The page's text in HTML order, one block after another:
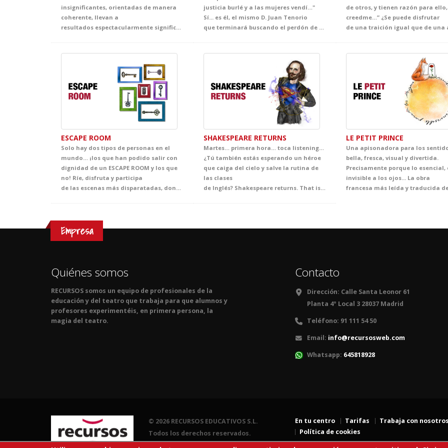
insignificantes, orientadas de manera
coherente, llevan a
resultados espectacularmente significativos. Da el primer paso y planta el debate en el centro de tu clase con este espectáculo oportuno, fresco y directo. Una historia ambientada en nuestros días que, a través de la visión de un grupo de amigos de 11 años que se enfrenta a un reto real, visibiliza con humor y compromiso las gestas cotidianas de los grandes héroes de nuestro planeta. Un canto a la ecología, donde el respeto a nosotros mismos como civilización, empieza por el respeto a nuestro entorno.
justicia burlé y a las mujeres vendí…"
Sí... es él, el mismo D. Juan Tenorio
que terminará buscando el perdón de su alma eterna a los pies de Doña Inés. Un personaje que ha traspasado fronteras hasta convertirse en leyenda. Una adaptación exquisita con una puesta en escena nueva, vibrante, contemporánea y muy visual para acercar a tus alumnos a la genialidad del verso de Zorrilla y vivir el Romanticismo y su símbolo. Imprescindible esta joya de nuestra mejor literatura, que se convertirá en la mejor clase de literatura del curso.
de otros, y tienen razón para ello,
creedme…” ¿Se puede disfrutar
ESCAPE ROOM
Solo hay dos tipos de personas en el
mundo… ¡los que han podido salir con
dignidad de un ESCAPE ROOM y los que
no! Ríe, disfruta y participa
de las escenas más disparatadas, donde el ingenio, la creatividad y el trabajo en equipo serán esenciales para que vosotros y este grupo de amigos algo particular podáis escapar. Y ahora, creo que no necesitas más pistas para tener la clase de Inglés más divertida de la temporada. ¿Te atreves?
SHAKESPEARE RETURNS
Martes… primera hora… toca listening…
¿Tú también estás esperando un héroe
que caiga del cielo y salve la rutina de
las clases
de Inglés? Shakespeare returns. That is the question! Y te está esperando justo donde vivió y creó sus mejores obras: ¡en el teatro! Comedia, tragedia y sobre todo mucha, mucha pasión en esta genial adaptación que hila majestuosamente las mejores escenas de sus obras: El Mercader de Venecia, Macbeth, Hamlet y Romeo y Julieta entre otros. Ahora pregúntate si estás preparado para saber cuánto vale una libra carne, cómo el primer amor puede nacer del primer odio o si se puede llorar y reír a un tiempo.
LE PETIT PRINCE
Una apisonadora para los
bella, fresca, visual y divertida.
Precisamente porque lo esencial,
invisible a los ojos... La obra
Empresa
Quiénes somos
RECURSOS somos un equipo de profesionales de la
educación y del teatro que trabaja para que alumnos y
profesores experimentéis, en primera persona, la
magia del teatro.
Contacto
Dirección: Calle Santa Leonor 61
Planta 4º Local 3 28037 Madrid
Teléfono: 91 111 54 50
Email: info@recursosweb.com
Whatsapp: 645818928
© 2026 RECURSOS EDUCATIVOS S.L.
Todos los derechos reservados.
En tu centro Tarifas Trabaja con nosotros
Política de cookies